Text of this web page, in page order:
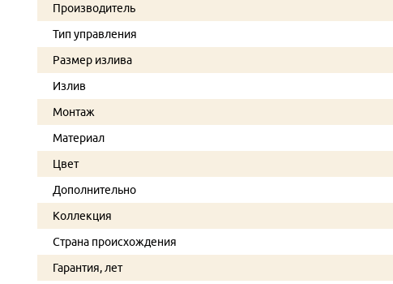
Производитель
Тип управления
Размер излива
Излив
Монтаж
Материал
Цвет
Дополнительно
Коллекция
Страна происхождения
Гарантия, лет